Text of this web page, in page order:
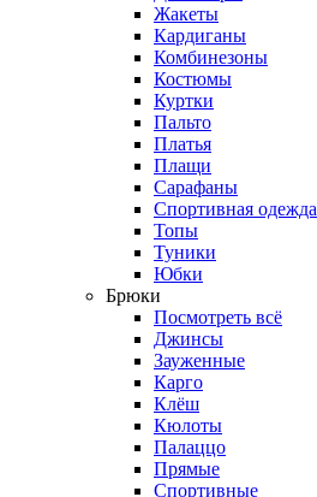
Жакеты
Кардиганы
Комбинезоны
Костюмы
Куртки
Пальто
Платья
Плащи
Сарафаны
Спортивная одежда
Топы
Туники
Юбки
Брюки
Посмотреть всё
Джинсы
Зауженные
Карго
Клёш
Кюлоты
Палаццо
Прямые
Спортивные